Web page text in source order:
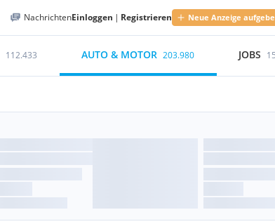
NachrichtenEinloggen | Registrieren Neue Anzeige
112.433 AUTO & MOTOR 203.980 JOBS